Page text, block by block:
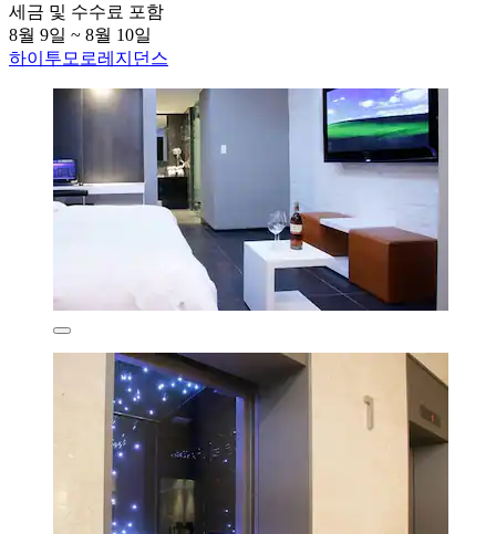
세금 및 수수료 포함
8월 9일 ~ 8월 10일
하이투모로레지던스